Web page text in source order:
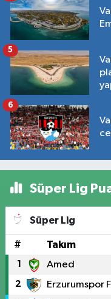
5
6
Süper Lig
Süper Lig
# Takım
1 Amed
2 Erzurumspor